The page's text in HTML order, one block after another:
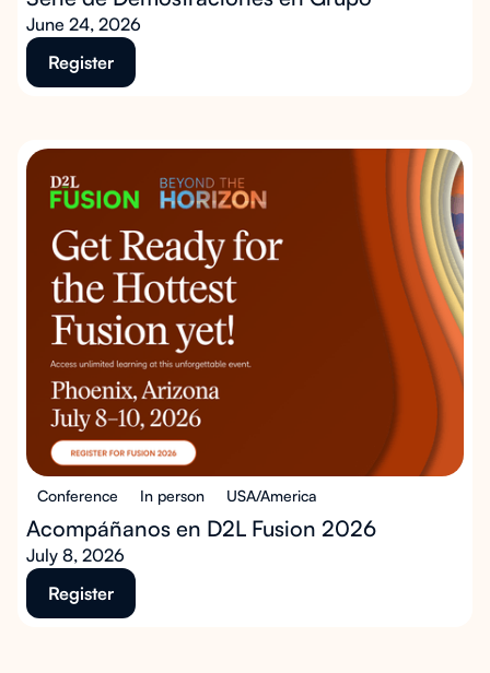
June 24, 2026
Register
Conference In person USA/America
Acompáñanos en D2L Fusion 2026
July 8, 2026
Register